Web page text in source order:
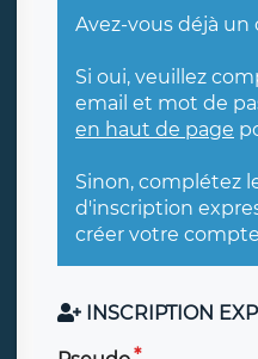
Avez-vous déjà
Si oui, veuillez
email et mot de
en haut de page
Sinon, complétez
d'inscription
créer votre
INSCRIPTION